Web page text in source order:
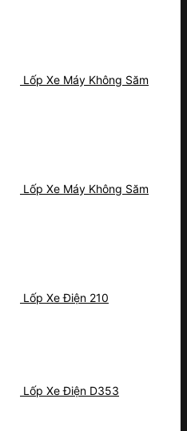
Lốp Xe Máy Không Săm
Lốp Xe Máy Không Săm
Lốp Xe Điện 210
Lốp Xe Điện D353